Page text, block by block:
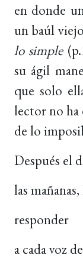
en donde
un baúl viejo
lo simple
su ágil
que solo
lector no ha
de lo
Después el
las mañanas,
responder
a cada voz